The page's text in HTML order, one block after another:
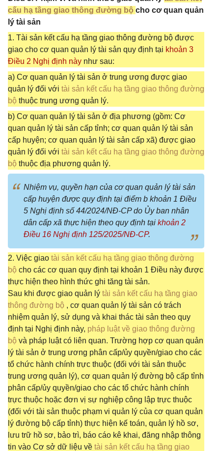
cấu hạ tầng giao thông đường bộ cho cơ quan quản
lý tài sản
1. Tài sản kết cấu hạ tầng giao thông đường bộ được
giao cho cơ quan quản lý tài sản quy định tại khoản 3
Điều 2 Nghị định này như sau:
a) Cơ quan quản lý tài sản ở trung ương được giao
quản lý đối với tài sản kết cấu hạ tầng giao thông đường
bộ thuộc trung ương quản lý.
b) Cơ quan quản lý tài sản ở địa phương (gồm: Cơ
quan quản lý tài sản cấp tỉnh; cơ quan quản lý tài sản
cấp huyện; cơ quan quản lý tài sản cấp xã) được giao
quản lý đối với tài sản kết cấu hạ tầng giao thông đường
bộ thuộc địa phương quản lý.
Nhiệm vụ, quyền hạn của cơ quan quản lý tài sản
cấp huyện được quy định tại điểm b khoản 1 Điều
5 Nghị định số 44/2024/NĐ-CP do Ủy ban nhân
dân cấp xã thực hiện theo quy định tại khoản 2
Điều 16 Nghị định 125/2025/NĐ-CP.
2. Việc giao tài sản kết cấu hạ tầng giao thông đường
bộ cho các cơ quan quy định tại khoản 1 Điều này được
thực hiện theo hình thức ghi tăng tài sản.
Sau khi được giao quản lý tài sản kết cấu hạ tầng giao
thông đường bộ , cơ quan quản lý tài sản có trách
nhiệm quản lý, sử dụng và khai thác tài sản theo quy
định tại Nghị định này, pháp luật về giao thông đường
bộ và pháp luật có liên quan. Trường hợp cơ quan quản
lý tài sản ở trung ương phân cấp/ủy quyền/giao cho các
tổ chức hành chính trực thuộc (đối với tài sản thuộc
trung ương quản lý), cơ quan quản lý đường bộ cấp tỉnh
phân cấp/ủy quyền/giao cho các tổ chức hành chính
trực thuộc hoặc đơn vị sự nghiệp công lập trực thuộc
(đối với tài sản thuộc phạm vi quản lý của cơ quan quản
lý đường bộ cấp tỉnh) thực hiện kế toán, quản lý hồ sơ,
lưu trữ hồ sơ, bảo trì, báo cáo kê khai, đăng nhập thông
tin vào Cơ sở dữ liệu về tài sản kết cấu hạ tầng giao